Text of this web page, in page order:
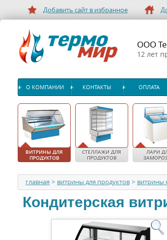
Добавить сайт в избранное
ООО
12 лет
О КОМПАНИИ КОНТАКТЫ ОПЛАТА
ВИТРИНЫ ДЛЯ
ПРОДУКТОВ
СТЕЛЛАЖИ ДЛЯ
ПРОДУКТОВ
ЛАРИ
главная > витрины для продуктов > витрины
Кондитерская